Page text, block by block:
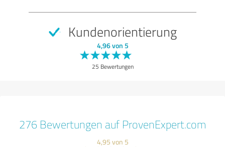
Kundenorientierung
4,96 von 5
25 Bewertungen
276 Bewertungen auf ProvenExpert.com
4,95 von 5